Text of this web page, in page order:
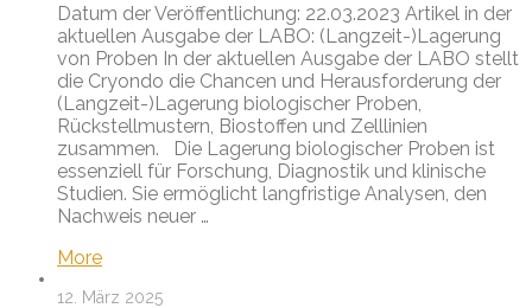
Datum der Veröffentlichung: 22.03.2023 Artikel in der
aktuellen Ausgabe der LABO: (Langzeit-)Lagerung
von Proben In der aktuellen Ausgabe der LABO stellt
die Cryondo die Chancen und Herausforderung der
(Langzeit-)Lagerung biologischer Proben,
Rückstellmustern, Biostoffen und Zelllinien
zusammen. Die Lagerung biologischer Proben ist
essenziell für Forschung, Diagnostik und klinische
Studien. Sie ermöglicht langfristige Analysen, den
Nachweis neuer …
More
12. März 2025